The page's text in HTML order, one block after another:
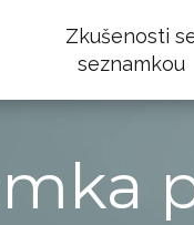
Zkušenosti
seznamkou